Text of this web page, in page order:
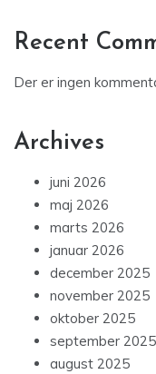
Recent
Der er ingen
Archives
juni 2026
maj 2026
marts 2026
januar 2026
december 2025
november 2025
oktober 2025
september 2025
august 2025